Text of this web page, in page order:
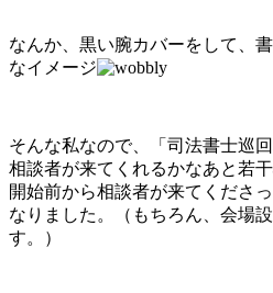
なんか、黒い腕カバーをして、
なイメージ
そんな私なので、「司法書士巡
相談者が来てくれるかなあと若
開始前から相談者が来てくださ
なりました。（もちろん、会場
す。）